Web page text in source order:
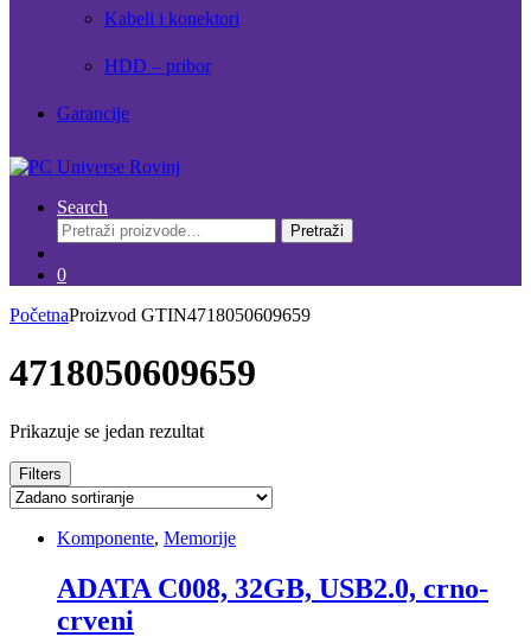
Kabeli i konektori
HDD – pribor
Garancije
Search
Pretraži:
Pretraži
0
PočetnaProizvod GTIN4718050609659
4718050609659
Prikazuje se jedan rezultat
Filters
Komponente, Memorije
ADATA C008, 32GB, USB2.0, crno-
crveni